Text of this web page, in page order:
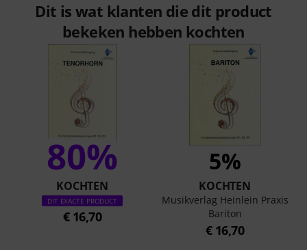
Dit is wat klanten die dit product
bekeken hebben kochten
80%
KOCHTEN
DIT EXACTE PRODUCT
€ 16,70
5%
KOCHTEN
Musikverlag Heinlein Praxis
Bariton
€ 16,70